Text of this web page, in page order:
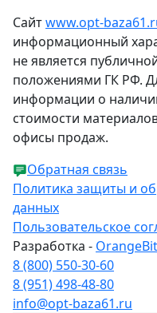
Сайтwww.opt-
информационный
не является
положениями ГК РФ.
информации о
стоимости
офисы продаж.
Обратная связь
Политика защиты и
данных
Пользовательское
Разработка -
8 (800) 550-30-60
8 (951) 498-48-80
info@opt-baza61.ru